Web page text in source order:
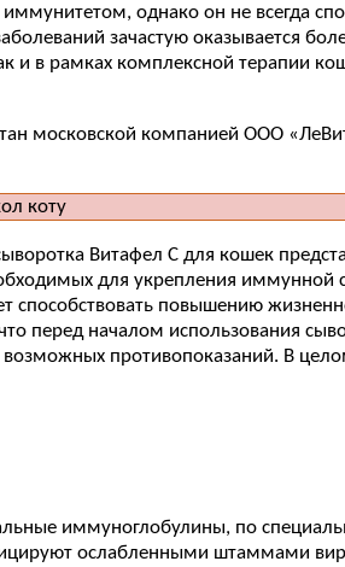
однако он не всегда
зачастую оказывается
и в рамках комплексной терапии
московской компанией ООО
Витафел С для кошек
для укрепления иммунной
способствовать повышению
перед началом использования
противопоказаний. В
иммуноглобулины, по
ослабленными штаммами